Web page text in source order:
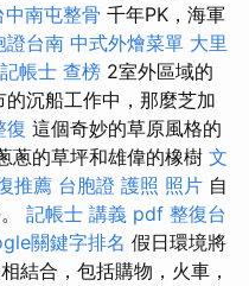
中南屯整骨 千年PK，海軍
證台南 中式外燴菜單 大里
記帳士 查榜 2室外區域的
沉船工作中，那麼芝加
復 這個奇妙的草原風格的
蔥的草坪和雄偉的橡樹 文
推薦 台胞證 護照 照片 自
記帳士 講義 pdf 整復台
關鍵字排名 假日環境將
結合，包括購物，火車，